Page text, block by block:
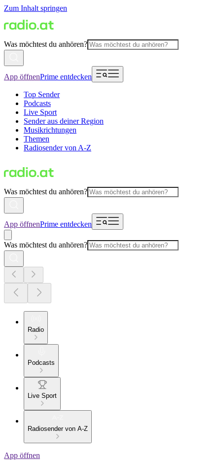
Zum Inhalt springen
Was möchtest du anhören?
App öffnenPrime entdecken
Top Sender
Podcasts
Live Sport
Sender aus deiner Region
Musikrichtungen
Themen
Radiosender von A-Z
Was möchtest du anhören?
App öffnenPrime entdecken
Was möchtest du anhören?
Radio
Podcasts
Live Sport
Radiosender von A-Z
App öffnen